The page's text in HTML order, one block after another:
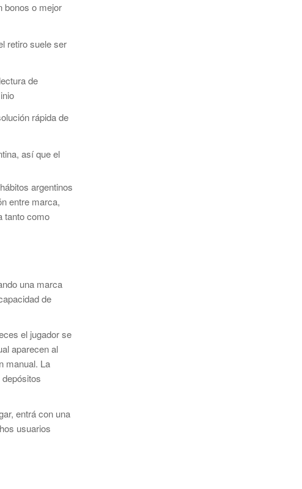
bonos o mejor
retiro suele ser
de
rápida de
así que el
argentinos
entre marca,
tanto como
una marca
de
el jugador se
aparecen al
manual. La
entrá con una
usuarios